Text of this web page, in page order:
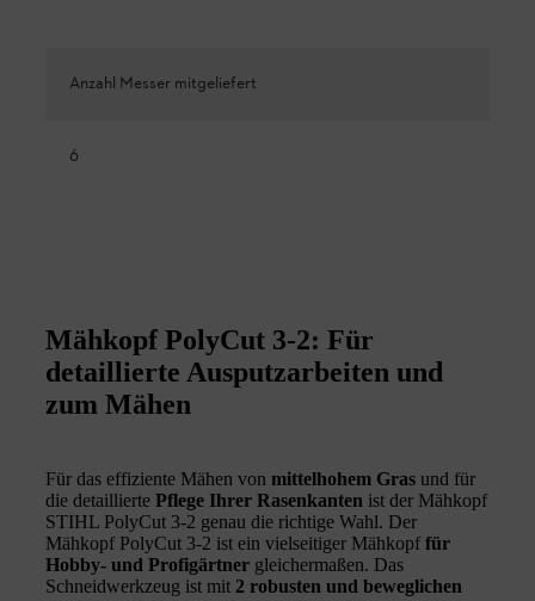
Anzahl Messer mitgeliefert
6
Mähkopf PolyCut 3-2: Für
detaillierte Ausputzarbeiten und
zum Mähen
Für das effiziente Mähen von mittelhohem Gras und für
die detaillierte Pflege Ihrer Rasenkanten ist der Mähkopf
STIHL PolyCut 3-2 genau die richtige Wahl. Der
Mähkopf PolyCut 3-2 ist ein vielseitiger Mähkopf für
Hobby- und Profigärtner gleichermaßen. Das
Schneidwerkzeug ist mit 2 robusten und beweglichen